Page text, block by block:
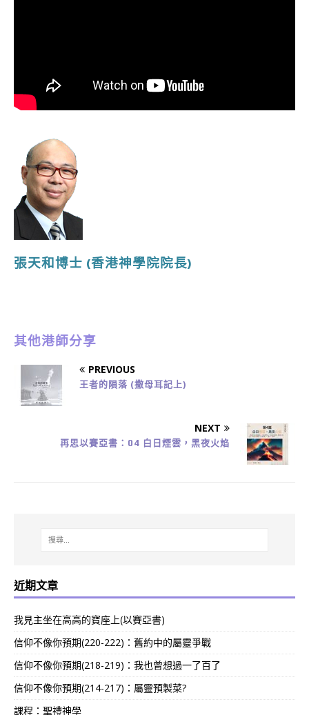
張天和博士 (香港神學院院長)
其他港師分享
PREVIOUS
王者的隕落 (撒母耳記上)
NEXT
再思以賽亞書：04 白日煙雲，黑夜火焰
近期文章
我見主坐在高高的寶座上(以賽亞書)
信仰不像你預期(220-222)：舊約中的屬靈爭戰
信仰不像你預期(218-219)：我也曾想過一了百了
信仰不像你預期(214-217)：屬靈預製菜?
課程：聖禮神學